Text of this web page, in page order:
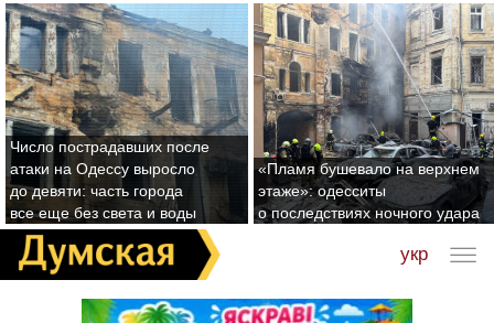
Число пострадавших после
атаки на Одессу выросло
до девяти: часть города
все еще без света и воды
«Пламя бушевало на верхнем
этаже»: одесситы
о последствиях ночного удара
укр